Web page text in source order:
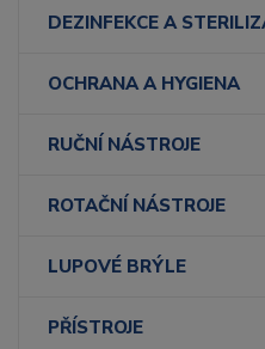
DEZINFEKCE A
OCHRANA A HYGIENA
RUČNÍ NÁSTROJE
ROTAČNÍ NÁSTROJE
LUPOVÉ BRÝLE
PŘÍSTROJE